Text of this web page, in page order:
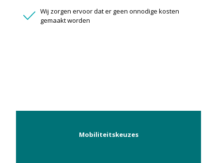
Wij zorgen ervoor dat er geen onnodige kosten
gemaakt worden
Mobiliteitskeuzes